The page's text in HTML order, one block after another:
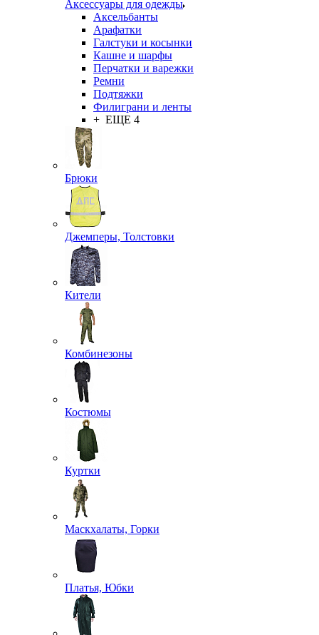
Аксессуары для одежды
Аксельбанты
Арафатки
Галстуки и косынки
Кашне и шарфы
Перчатки и варежки
Ремни
Подтяжки
Филиграни и ленты
+ ЕЩЕ 4
Брюки
Джемперы, Толстовки
Кители
Комбинезоны
Костюмы
Куртки
Маскхалаты, Горки
Платья, Юбки